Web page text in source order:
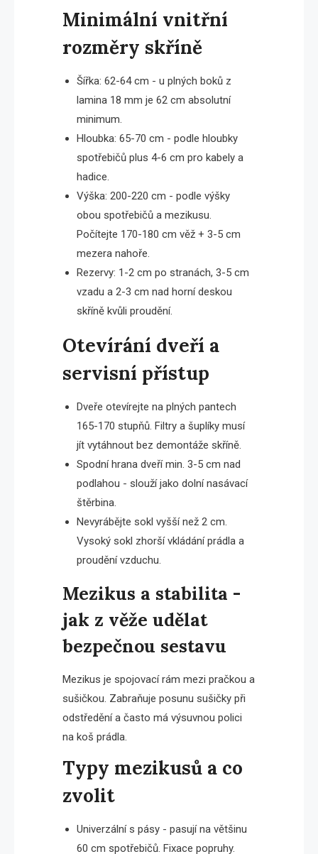
Minimální vnitřní
rozměry skříně
Šířka: 62-64 cm - u plných boků z
lamina 18 mm je 62 cm absolutní
minimum.
Hloubka: 65-70 cm - podle hloubky
spotřebičů plus 4-6 cm pro kabely a
hadice.
Výška: 200-220 cm - podle výšky
obou spotřebičů a mezikusu.
Počítejte 170-180 cm věž + 3-5 cm
mezera nahoře.
Rezervy: 1-2 cm po stranách, 3-5 cm
vzadu a 2-3 cm nad horní deskou
skříně kvůli proudění.
Otevírání dveří a
servisní přístup
Dveře otevírejte na plných pantech
165-170 stupňů. Filtry a šuplíky musí
jít vytáhnout bez demontáže skříně.
Spodní hrana dveří min. 3-5 cm nad
podlahou - slouží jako dolní nasávací
štěrbina.
Nevyrábějte sokl vyšší než 2 cm.
Vysoký sokl zhorší vkládání prádla a
proudění vzduchu.
Mezikus a stabilita -
jak z věže udělat
bezpečnou sestavu
Mezikus je spojovací rám mezi pračkou a
sušičkou. Zabraňuje posunu sušičky při
odstředění a často má výsuvnou polici
na koš prádla.
Typy mezikusů a co
zvolit
Univerzální s pásy - pasují na většinu
60 cm spotřebičů. Fixace popruhy.